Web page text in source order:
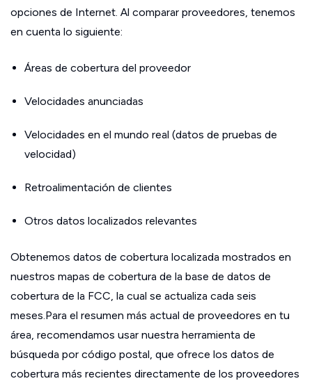
opciones de Internet. Al comparar proveedores, tenemos
en cuenta lo siguiente:
Áreas de cobertura del proveedor
Velocidades anunciadas
Velocidades en el mundo real (datos de pruebas de
velocidad)
Retroalimentación de clientes
Otros datos localizados relevantes
Obtenemos datos de cobertura localizada mostrados en
nuestros mapas de cobertura de la base de datos de
cobertura de la FCC, la cual se actualiza cada seis
meses.Para el resumen más actual de proveedores en tu
área, recomendamos usar nuestra herramienta de
búsqueda por código postal, que ofrece los datos de
cobertura más recientes directamente de los proveedores